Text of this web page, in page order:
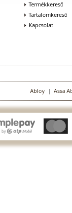
Termékkereső
Tartalomkereső
Kapcsolat
Abloy| Assa